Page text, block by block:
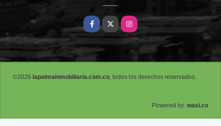
Facebook
X Instagram
©2026 lapalmainmobiliaria.com.co, todos los derechos reservados.
Powered by: wasi.co